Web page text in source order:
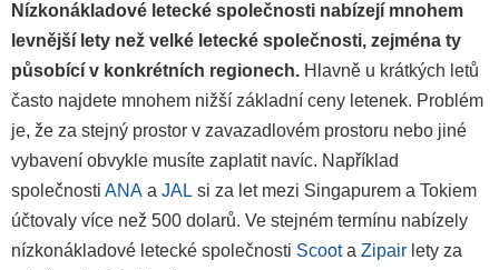
Nízkonákladové letecké společnosti nabízejí mnohem
levnější lety než velké letecké společnosti, zejména ty
působící v konkrétních regionech. Hlavně u krátkých letů
často najdete mnohem nižší základní ceny letenek. Problém
je, že za stejný prostor v zavazadlovém prostoru nebo jiné
vybavení obvykle musíte zaplatit navíc. Například
společnosti ANA a JAL si za let mezi Singapurem a Tokiem
účtovaly více než 500 dolarů. Ve stejném termínu nabízely
nízkonákladové letecké společnosti Scoota Zipair lety za